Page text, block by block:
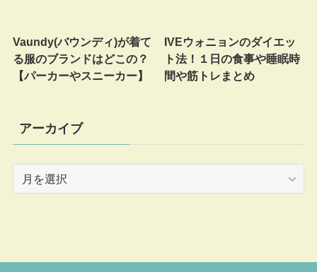
Vaundy(バウンディ)が着て
る服のブランドはどこの？
【パーカーやスニーカー】
IVEウォニョンのダイエッ
ト法！１日の食事や睡眠時
間や筋トレまとめ
アーカイブ